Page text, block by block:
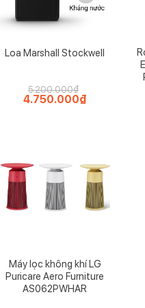
xác và sạch tận chân râu,
lần so với máy cạo râu 2
Loa Marshall Stockwell
5.200.000₫
Giá
4.750.000₫Giá
Máy lọc không khí LG
Puricare Aero Furniture
AS062PWHAR